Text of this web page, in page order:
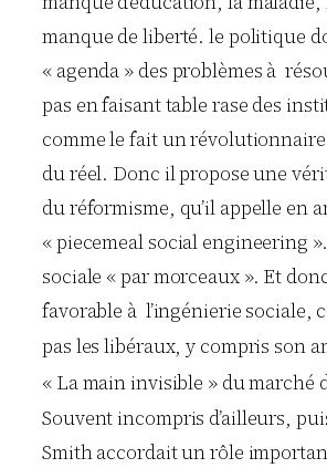
manque de liberté. le politique
« agenda » des problèmes à
pas en faisant table rase des
comme le fait un
du réel. Donc il propose une
du réformisme, qu’il appelle en
« piecemeal social engineering
sociale « par morceaux ». Et
favorable à l’ingénierie sociale,
pas les libéraux, y compris son
« La main invisible » du marché
Souvent incompris d’ailleurs,
Smith accordait un rôle